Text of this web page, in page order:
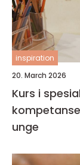
inspiration
20. March 2026
Kurs i
unge